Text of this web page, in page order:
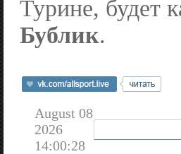
Турине, будет
Бублик.
August 08
2026
14:00:28